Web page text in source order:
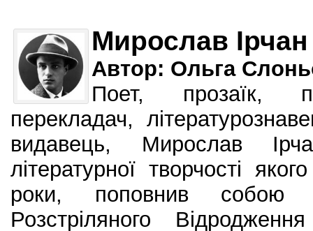
Мирослав Ірчан
Автор: Ольга
Поет, прозаїк,
перекладач,
видавець, Мирослав
літературної творчості
роки, поповнив собою
Розстріляного